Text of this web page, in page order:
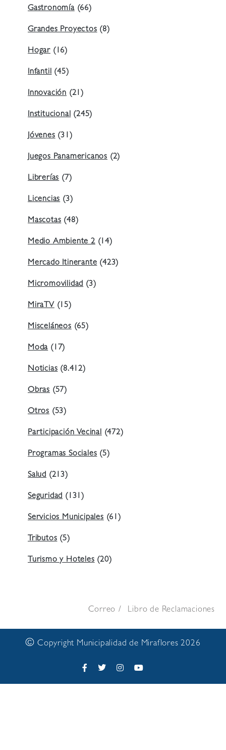
Gastronomía(66)
Grandes Proyectos (8)
Hogar (16)
Infantil (45)
Innovación (21)
Institucional (245)
Jóvenes (31)
Juegos Panamericanos (2)
Librerías (7)
Licencias (3)
Mascotas (48)
Medio Ambiente 2(14)
Mercado Itinerante (423)
Micromovilidad (3)
MiraTV (15)
Misceláneos (65)
Moda (17)
Noticias (8.412)
Obras (57)
Otros (53)
Participación Vecinal (472)
Programas Sociales (5)
Salud (213)
Seguridad (131)
Servicios Municipales (61)
Tributos (5)
Turismo y Hoteles (20)
Correo Libro de Reclamaciones
© Copyright Municipalidad de Miraflores 2026